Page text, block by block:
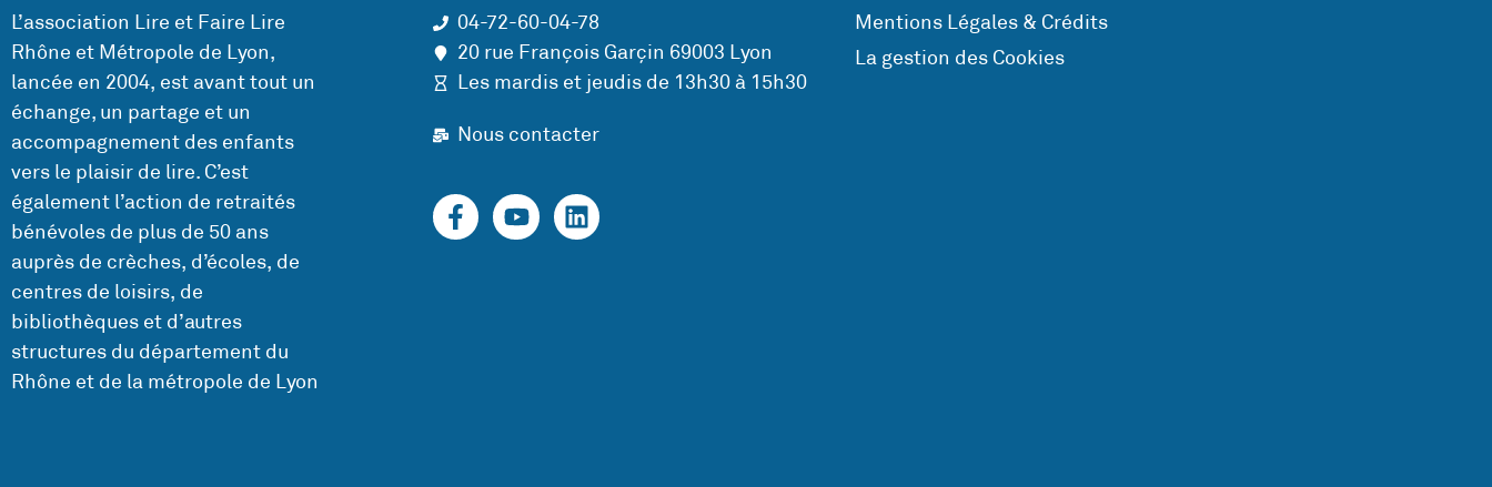
L’association Lire et Faire Lire
Rhône et Métropole de Lyon,
lancée en 2004, est avant tout un
échange, un partage et un
accompagnement des enfants
vers le plaisir de lire. C’est
également l’action de retraités
bénévoles de plus de 50 ans
auprès de crèches, d’écoles, de
centres de loisirs, de
bibliothèques et d’autres
structures du département du
Rhône et de la métropole de Lyon
04-72-60-04-78
20 rue François Garçin 69003 Lyon
Les mardis et jeudis de 13h30 à 15h30
Nous contacter
Mentions Légales & Crédits
La gestion des Cookies